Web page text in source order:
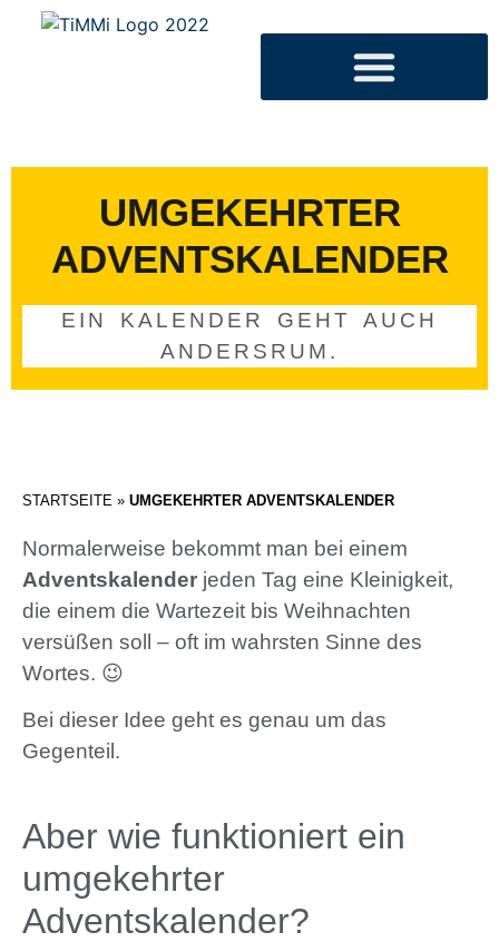
UMGEKEHRTER
ADVENTSKALENDER
EIN KALENDER GEHT AUCH
ANDERSRUM.
STARTSEITE » UMGEKEHRTER ADVENTSKALENDER
Normalerweise bekommt man bei einem
Adventskalender jeden Tag eine Kleinigkeit,
die einem die Wartezeit bis Weihnachten
versüßen soll – oft im wahrsten Sinne des
Wortes. 😉
Bei dieser Idee geht es genau um das
Gegenteil.
Aber wie funktioniert ein
umgekehrter
Adventskalender?